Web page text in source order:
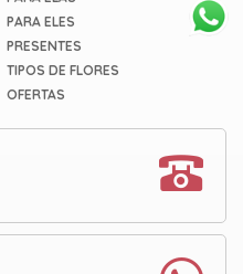
PARA ELES
PRESENTES
TIPOS DE FLORES
OFERTAS